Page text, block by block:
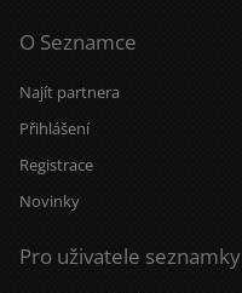
O Seznamce
Najít partnera
Přihlášení
Registrace
Novinky
Pro uživatele seznamky